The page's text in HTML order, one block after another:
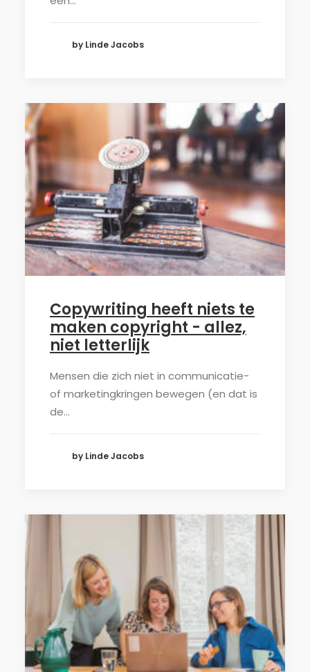
by Linde Jacobs
Copywriting heeft niets te
maken copyright - allez,
niet letterlijk
Mensen die zich niet in communicatie-
of marketingkringen bewegen (en dat is
de…
by Linde Jacobs